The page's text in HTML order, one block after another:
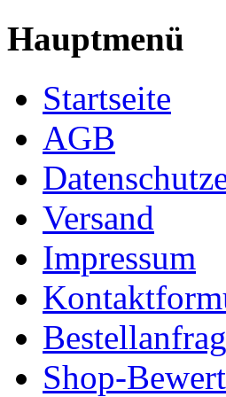
Hauptmenü
Startseite
AGB
Versand
Impressum
Shop-